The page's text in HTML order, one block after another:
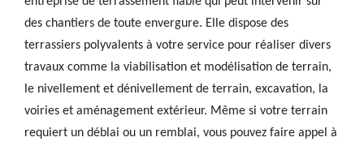
des chantiers de toute envergure. Elle dispose des
terrassiers polyvalents à votre service pour réaliser divers
travaux comme la viabilisation et modélisation de terrain,
le nivellement et dénivellement de terrain, excavation, la
voiries et aménagement extérieur. Même si votre terrain
requiert un déblai ou un remblai, vous pouvez faire appel à